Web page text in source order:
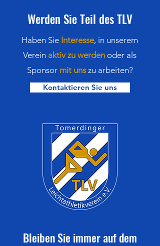
Werden Sie Teil des TLV
Haben Sie Interesse, in unserem
Verein aktiv zu werden oder als
Sponsor mit unszu arbeiten?
Kontaktieren Sie uns
Bleiben Sie immer auf dem